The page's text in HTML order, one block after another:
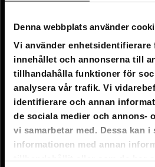
Denna webbplats använder
Vi använder enhetsidentifierare
innehållet och annonserna till
tillhandahålla funktioner för
analysera vår trafik. Vi
identifierare och annan
de sociala medier och annons-
vi samarbetar med. Dessa kan
informationen med annan
Kundtjänst
FAQ - Vanliga frågor
Leverans
Returer
Reklamationer